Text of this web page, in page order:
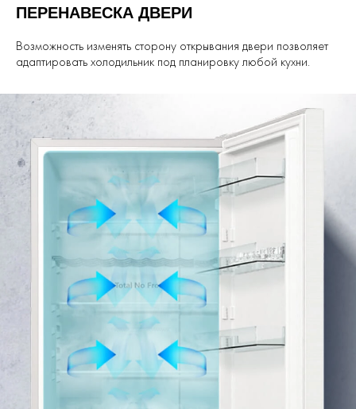
ПЕРЕНАВЕСКА ДВЕРИ
Возможность изменять сторону открывания двери позволяет
адаптировать холодильник под планировку любой кухни.